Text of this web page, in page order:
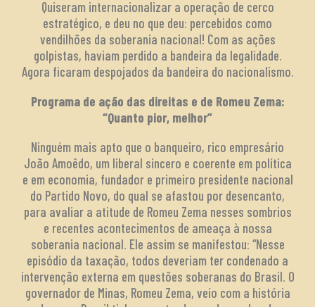
Quiseram internacionalizar a operação de cerco
estratégico, e deu no que deu: percebidos como
vendilhões da soberania nacional! Com as ações
golpistas, haviam perdido a bandeira da legalidade.
Agora ficaram despojados da bandeira do nacionalismo.
Programa de ação das direitas e de Romeu Zema:
“Quanto pior, melhor”
Ninguém mais apto que o banqueiro, rico empresário
João Amoêdo, um liberal sincero e coerente em política
e em economia, fundador e primeiro presidente nacional
do Partido Novo, do qual se afastou por desencanto,
para avaliar a atitude de Romeu Zema nesses sombrios
e recentes acontecimentos de ameaça à nossa
soberania nacional. Ele assim se manifestou: “Nesse
episódio da taxação, todos deveriam ter condenado a
intervenção externa em questões soberanas do Brasil. O
governador de Minas, Romeu Zema, veio com a história